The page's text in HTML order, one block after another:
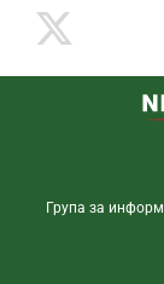
Група за